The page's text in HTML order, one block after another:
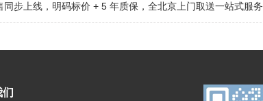
步上线，明码标价 + 5 年质保，全北京上门取送一站式服务